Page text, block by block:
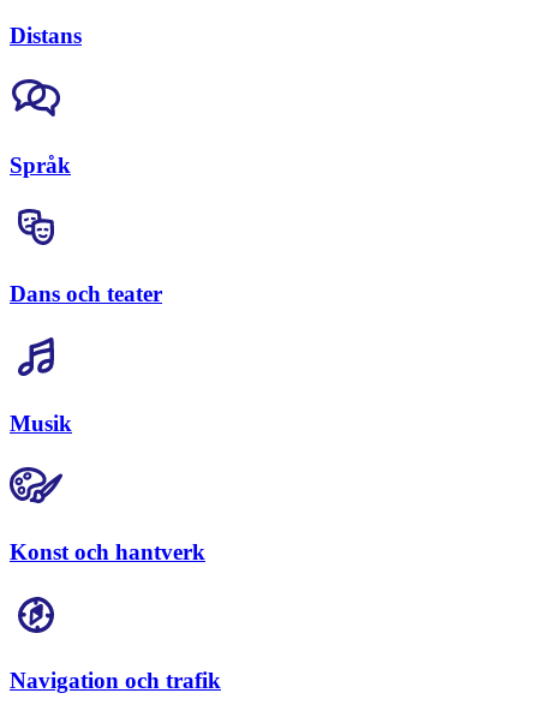
Distans
Språk
Dans och teater
Musik
Konst och hantverk
Navigation och trafik